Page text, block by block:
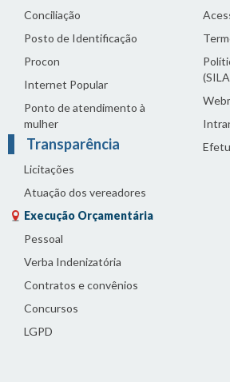
Conciliação
Posto de Identificação
Procon
Internet Popular
Ponto de atendimento à
mulher
Transparência
Licitações
Atuação dos vereadores
Execução Orçamentária
Pessoal
Verba Indenizatória
Contratos e convênios
Concursos
LGPD